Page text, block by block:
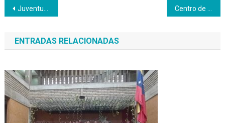
Navegación
de
entradas
Juventud Productiva Inces Sucre presentó propuestas para Proyecto de Ley Chamba Centro de Formación Socialista Los Ruices genera su primera factura
ENTRADAS RELACIONADAS